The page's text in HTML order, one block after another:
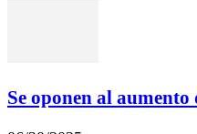
Se oponen al